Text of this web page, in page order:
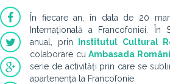
În fiecare an, în data de 20
Internațională a Francofoniei. În
anual, prin
Institutul Cultural
colaborare cuAmbasada
serie de activități prin care se
apartenența la Francofonie.